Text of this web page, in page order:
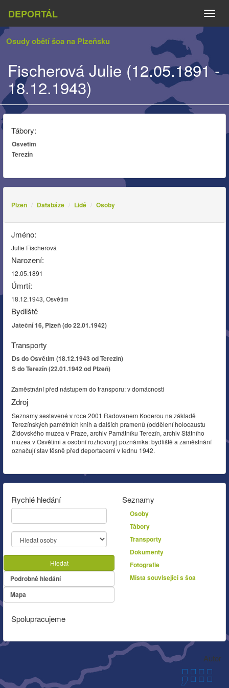
DEPORTÁL
Osudy obětí šoa na Plzeňsku
Fischerová Julie (12.05.1891 -
18.12.1943)
Tábory:
Osvětim
Terezín
Plzeň Databáze Lidé Osoby
Jméno:
Julie Fischerová
Narození:
12.05.1891
Úmrtí:
18.12.1943, Osvětim
Bydliště
Jateční 16, Plzeň (do 22.01.1942)
Transporty
Ds do Osvětim (18.12.1943 od Terezín)
S do Terezín (22.01.1942 od Plzeň)
Zaměstnání před nástupem do transporu: v domácnosti
Zdroj
Seznamy sestavené v roce 2001 Radovanem Koderou na základě
Terezínských pamětních knih a dalších pramenů (oddělení holocaustu
Židovského muzea v Praze, archiv Památníku Terezín, archiv Státního
muzea v Osvětimi a osobní rozhovory) poznámka: bydliště a zaměstnání
označují stav těsně před deportacemi v lednu 1942.
Rychlé hledání
Hledat
Podrobné hledání
Mapa
Seznamy
Osoby
Tábory
Transporty
Dokumenty
Fotografie
Místa související s šoa
Spolupracujeme
Autor